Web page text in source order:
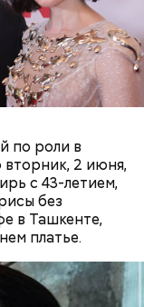
по роли в
2 июня,
с 43-летием,
без
в Ташкенте,
платье.
системой;